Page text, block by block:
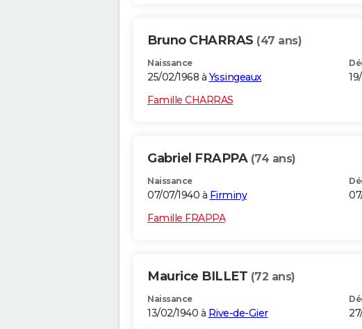
Bruno CHARRAS (47 ans)
Naissance
25/02/1968 à Yssingeaux
Famille CHARRAS
Gabriel FRAPPA (74 ans)
Naissance
07/07/1940 à Firminy
Famille FRAPPA
Maurice BILLET (72 ans)
Naissance
13/02/1940 à Rive-de-Gier